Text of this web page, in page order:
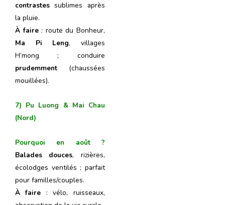
contrastes sublimes après
la pluie.
À faire: route du Bonheur,
Ma Pi Leng, villages
H’mong ; conduire
prudemment (chaussées
mouillées).
7) Pu Luong & Mai Chau
(Nord)
Pourquoi en août ?
Balades douces, rizières,
écolodges ventilés ; parfait
pour familles/couples.
À faire : vélo, ruisseaux,